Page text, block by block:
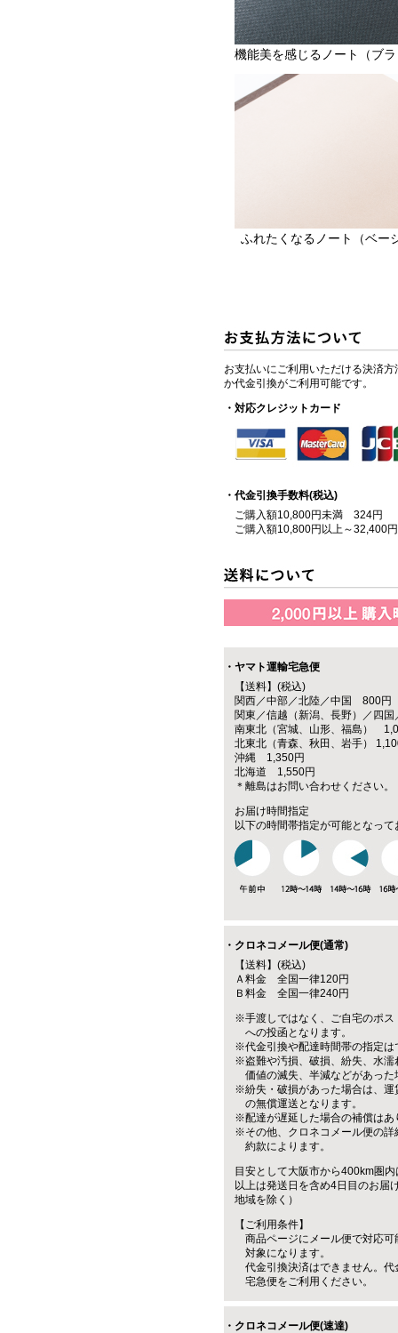
機能美を感じるノート（ブ
ふれたくなるノート（ベー
お支払いにご利用いただける決済
か代金引換がご利用可能です。
・対応クレジットカード
・代金引換手数料(税込)
ご購入額10,800円未満 324円
ご購入額10,800円以上～32,400
・ヤマト運輸宅急便
【送料】(税込)
関西／中部／北陸／中国 800円
関東／信越（新潟、長野）／四
南東北（宮城、山形、福島）
北東北（青森、秋田、岩手）
沖縄 1,350円
北海道 1,550円
＊離島はお問い合わせください。
お届け時間指定
以下の時間帯指定が可能となって
・クロネコメール便(通常)
【送料】(税込)
Ａ料金 全国一律120円
Ｂ料金 全国一律240円
※手渡しではなく、ご自宅のポス
への投函となります。
※代金引換や配達時間帯の指定は
※盗難や汚損、破損、紛失、水濡
価値の滅失、半減などがあった
※紛失・破損があった場合は、運
の無償運送となります。
※配達が遅延した場合の補償はあ
※その他、クロネコメール便の詳
約款によります。
目安として大阪市から400km圏
以上は発送日を含め4日目のお届
地域を除く）
【ご利用条件】
商品ページにメール便で対応可
対象になります。
代金引換決済はできません。代
宅急便をご利用ください。
・クロネコメール便(速達)